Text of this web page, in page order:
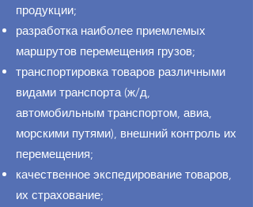
продукции;
разработка наиболее приемлемых
маршрутов перемещения грузов;
транспортировка товаров различными
видами транспорта (ж/д,
автомобильным транспортом, авиа,
морскими путями), внешний контроль их
перемещения;
качественное экспедирование товаров,
их страхование;